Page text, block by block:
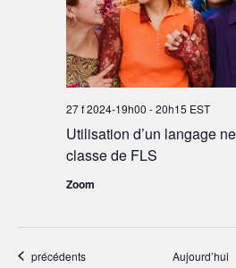
Utilisation d’un langage
classe de FLS
27 f 2024-19h00 -20h15 EST
Zoom
Événements
précédents Aujourd’hui